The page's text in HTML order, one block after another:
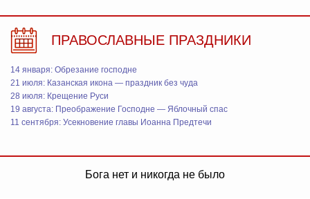
ПРАВОСЛАВНЫЕ ПРАЗДНИКИ
14 января: Обрезание господне
21 июля: Казанская икона — праздник без чуда
28 июля: Крещение Руси
19 августа: Преображение Господне — Яблочный спас
11 сентября: Усекновение главы Иоанна Предтечи
Бога нет и никогда не было